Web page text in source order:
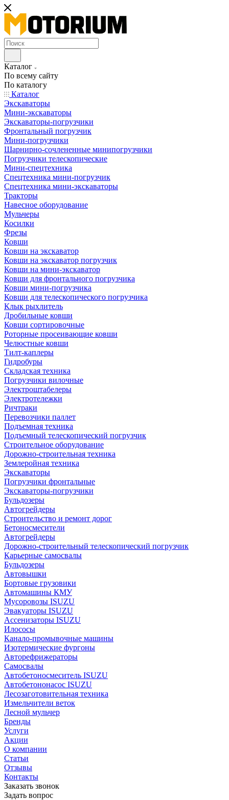
Каталог
По всему сайту
По каталогу
Каталог
Экскаваторы
Мини-экскаваторы
Экскаваторы-погрузчики
Фронтальный погрузчик
Мини-погрузчики
Шарнирно-сочлененные минипогрузчики
Погрузчики телескопические
Мини-спецтехника
Спецтехника мини-погрузчик
Спецтехника мини-экскаваторы
Тракторы
Навесное оборудование
Мульчеры
Косилки
Фрезы
Ковши
Ковши на экскаватор
Ковши на экскаватор погрузчик
Ковши на мини-экскаватор
Ковши для фронтального погрузчика
Ковши мини-погрузчика
Ковши для телескопического погрузчика
Клык рыхлитель
Дробильные ковши
Ковши сортировочные
Роторные просеивающие ковши
Челюстные ковши
Тилт-каплеры
Гидробуры
Складская техника
Погрузчики вилочные
Электроштабелеры
Электротележки
Ричтраки
Перевозчики паллет
Подъемная техника
Подъемный телескопический погрузчик
Строительное оборудование
Дорожно-строительная техника
Землеройная техника
Экскаваторы
Погрузчики фронтальные
Экскаваторы-погрузчики
Бульдозеры
Автогрейдеры
Строительство и ремонт дорог
Бетоносмесители
Автогрейдеры
Дорожно-строительный телескопический погрузчик
Карьерные самосвалы
Бульдозеры
Автовышки
Бортовые грузовики
Автомашины КМУ
Мусоровозы ISUZU
Эвакуаторы ISUZU
Ассенизаторы ISUZU
Илососы
Канало-промывочные машины
Изотермические фургоны
Авторефрижераторы
Самосвалы
Автобетоносмеситель ISUZU
Автобетононасос ISUZU
Лесозаготовительная техника
Измельчители веток
Лесной мульчер
Бренды
Услуги
Акции
О компании
Статьи
Отзывы
Контакты
Заказать звонок
Задать вопрос